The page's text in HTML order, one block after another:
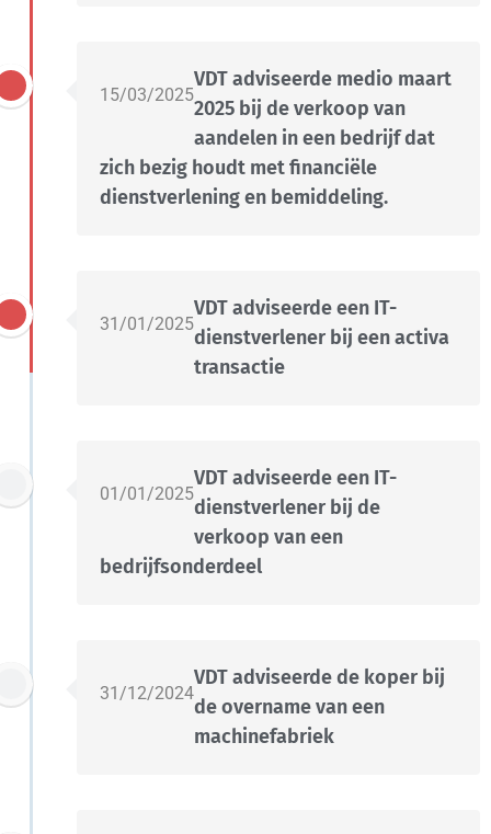
15/03/2025
VDT adviseerde medio maart
2025 bij de verkoop van
aandelen in een bedrijf dat
zich bezig houdt met financiële
dienstverlening en bemiddeling.
31/01/2025
VDT adviseerde een IT-
dienstverlener bij een activa
transactie
01/01/2025
VDT adviseerde een IT-
dienstverlener bij de
verkoop van een
bedrijfsonderdeel
31/12/2024
VDT adviseerde de koper bij
de overname van een
machinefabriek